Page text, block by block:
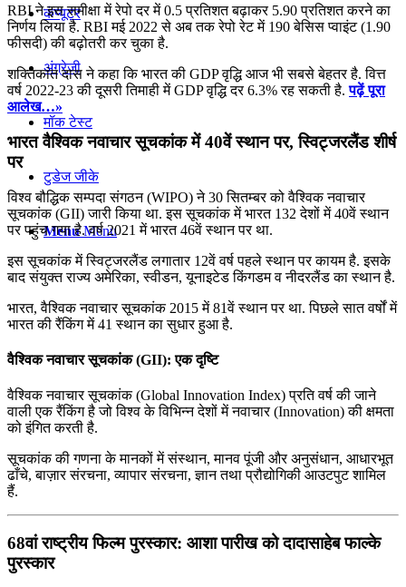
कंप्यूटर
अंग्रेजी
मॉक टेस्ट
टुडेज जीके
Menu Menu
RBI ने इस समीक्षा में रेपो दर में 0.5 प्रतिशत बढ़ाकर 5.90 प्रतिशत करने का
निर्णय लिया है. RBI मई 2022 से अब तक रेपो रेट में 190 बेसिस प्‍वाइंट (1.90
फीसदी) की बढ़ोतरी कर चुका है.
शक्तिकांत दास ने कहा कि भारत की GDP वृद्धि आज भी सबसे बेहतर है. वित्त
वर्ष 2022-23 की दूसरी तिमाही में GDP वृद्धि दर 6.3% रह सकती है.पढ़ें पूरा
आलेख…»
भारत वैश्विक नवाचार सूचकांक में 40वें स्थान पर, स्विट्जरलैंड शीर्ष
पर
विश्व बौद्धिक सम्‍पदा संगठन (WIPO) ने 30 सितम्बर को वैश्विक नवाचार
सूचकांक (GII) जारी किया था. इस सूचकांक में भारत 132 देशों में 40वें स्थान
पर पहुंच गया है. वर्ष 2021 में भारत 46वें स्थान पर था.
इस सूचकांक में स्विट्जरलैंड लगातार 12वें वर्ष पहले स्थान पर कायम है. इसके
बाद संयुक्त राज्य अमेरिका, स्वीडन, यूनाइटेड किंगडम व नीदरलैंड का स्थान है.
भारत, वैश्विक नवाचार सूचकांक 2015 में 81वें स्थान पर था. पिछले सात वर्षों में
भारत की रैंकिंग में 41 स्थान का सुधार हुआ है.
वैश्विक नवाचार सूचकांक (GII): एक दृष्टि
वैश्विक नवाचार सूचकांक (Global Innovation Index) प्रति वर्ष की जाने
वाली एक रैंकिंग है जो विश्व के विभिन्न देशों में नवाचार (Innovation) की क्षमता
को इंगित करती है.
सूचकांक की गणना के मानकों में संस्थान, मानव पूंजी और अनुसंधान, आधारभूत
ढाँचे, बाज़ार संरचना, व्यापार संरचना, ज्ञान तथा प्रौद्योगिकी आउटपुट शामिल
हैं.
68वां राष्ट्रीय फिल्म पुरस्कार: आशा पारीख को दादासाहेब फाल्‍के
पुरस्‍कार